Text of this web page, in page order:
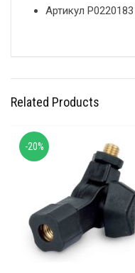
Артикул P0220183
Related Products
-20%